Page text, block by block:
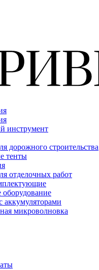
инструмент
дорожного строительства
тенты
отделочных работ
аккумуляторами
микроволновка